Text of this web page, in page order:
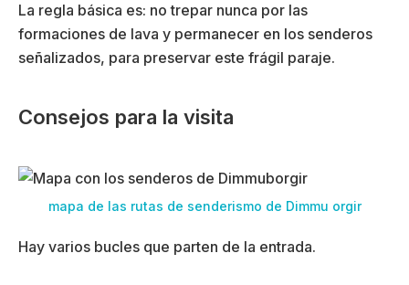
La regla básica es: no trepar nunca por las
formaciones de lava y permanecer en los senderos
señalizados, para preservar este frágil paraje.
Consejos para la visita
mapa de las rutas de senderismo de Dimmu orgir
Hay varios bucles que parten de la entrada.